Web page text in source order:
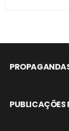
PUBLICAÇÕES